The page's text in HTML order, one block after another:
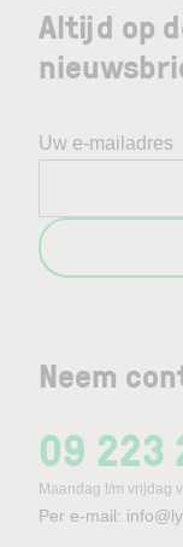
Neem
09 223
Maandag t/m vrijdag
Per e-mail:
Altijd op
Uw e-mailadres